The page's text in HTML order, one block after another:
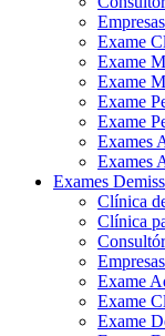
Exame
Exame
Exame
Exame
Exame
Exames
Exames
Exames
Clínica
Clínica
Exame
Exame
Exame